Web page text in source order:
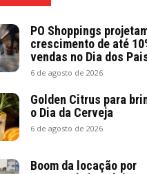
PO Shoppings
crescimento de até
vendas no Dia dos
6 de agosto de 2026
Golden Citrus para
o Dia da Cerveja
6 de agosto de 2026
Boom da locação por